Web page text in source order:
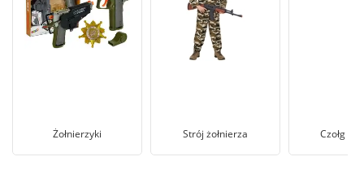
Żołnierzyki Strój żołnierza Czołg